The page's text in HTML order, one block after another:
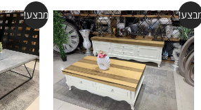
מבצע!